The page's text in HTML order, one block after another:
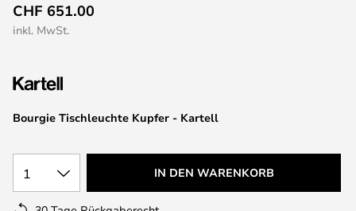
Anfang
der
springen
Bourgie Tischleuchte Kupfer - Kartell
CHF 651.00
inkl. MwSt.
1 IN DEN WARENKORB